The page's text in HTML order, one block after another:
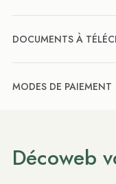
DOCUMENTS À
MODES DE PAIEMENT
Décoweb